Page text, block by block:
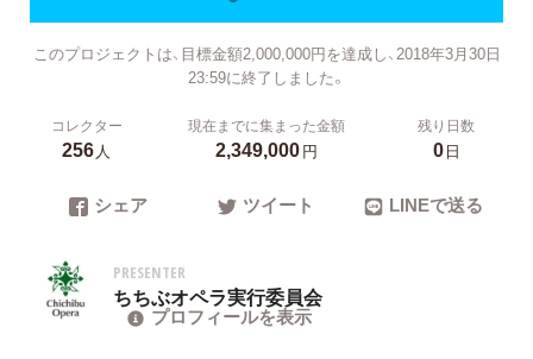
このプロジェクトは、目標金額2,000,000円を達成し、2018年3月30日
23:59に終了しました。
コレクター
256人
現在までに集まった金額
2,349,000円
残り日数
0日
シェア ツイート LINEで送る
PRESENTER
ちちぶオペラ実行委員会
プロフィールを表示